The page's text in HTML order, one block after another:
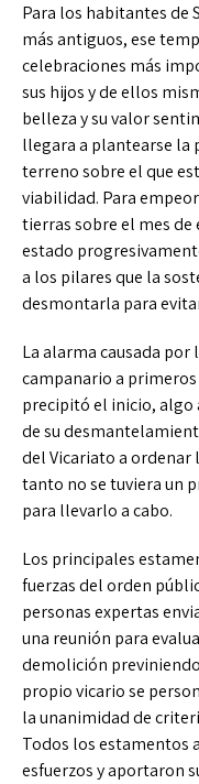
Para los habitantes de
más antiguos, ese
celebraciones más
sus hijos y de ellos
belleza y su valor
llegara a plantearse la
terreno sobre el que
viabilidad. Para
tierras sobre el mes de
estado
a los pilares que la
desmontarla para
La alarma causada
campanario a
precipitó el inicio, algo
de su
del Vicariato a
tanto no se tuviera un
para llevarlo a cabo.
Los principales
fuerzas del orden
personas expertas
una reunión para
demolición
propio vicario se
la unanimidad de
Todos los estamentos
esfuerzos y aportaron